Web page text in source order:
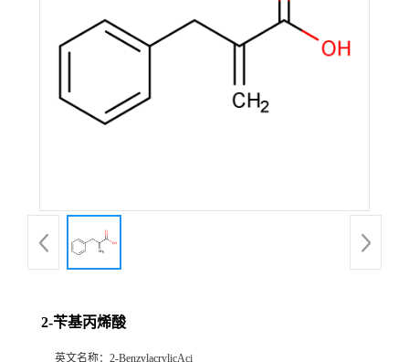
2-苄基丙烯酸
英文名称： 2-BenzylacrylicAci